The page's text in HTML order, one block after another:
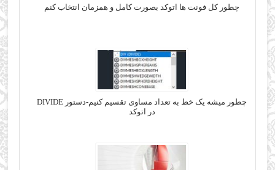
چطور کل فونت ها اتوکد بصورت کامل و همزمان انتخاب کنم
چطور میشه یک خط به تعداد مساوی تقسیم کنیم-دستور DIVIDE
در اتوکد